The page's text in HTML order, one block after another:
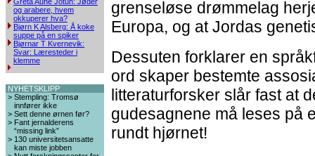
og arabere, hvem
okkuperer hva?
Bjørn K Alsberg: Å koke
suppe på en spiker
Bjørnar T Kvernevik:
Svar: Læresteder i
klemme
NYHETSKLIPP
> Stempling: Tromsø
innfører ikke
> Sett denne ørnen før?
> Fant jernalderens
“missing link”
> 130 universitetsansatte
kan miste jobben
grenseløse drømmelag
Europa, og at Jordas
Dessuten forklarer en
ord skaper bestemte
litteraturforsker slår fast at
gudesagnene må leses på
rundt hjørnet!